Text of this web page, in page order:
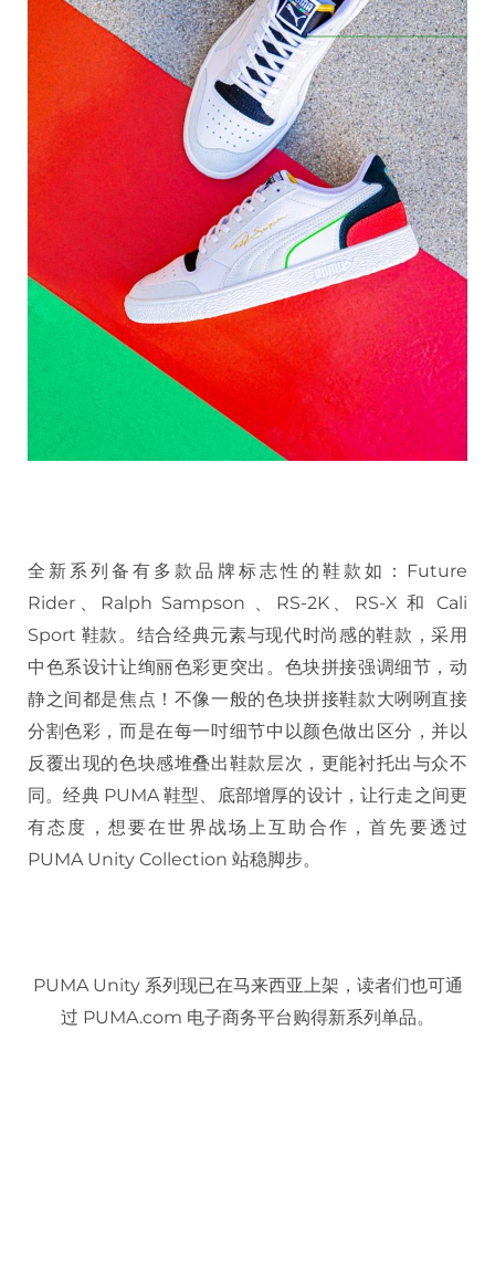
全新系列备有多款品牌标志性的鞋款如：Future
Rider、Ralph Sampson 、RS-2K、RS-X 和 Cali
Sport 鞋款。结合经典元素与现代时尚感的鞋款，采用
中色系设计让绚丽色彩更突出。色块拼接强调细节，动
静之间都是焦点！不像一般的色块拼接鞋款大咧咧直接
分割色彩，而是在每一吋细节中以颜色做出区分，并以
反覆出现的色块感堆叠出鞋款层次，更能衬托出与众不
同。经典 PUMA 鞋型、底部增厚的设计，让行走之间更
有态度，想要在世界战场上互助合作，首先要透过
PUMA Unity Collection 站稳脚步。
PUMA Unity 系列现已在马来西亚上架，读者们也可通
过 PUMA.com 电子商务平台购得新系列单品。